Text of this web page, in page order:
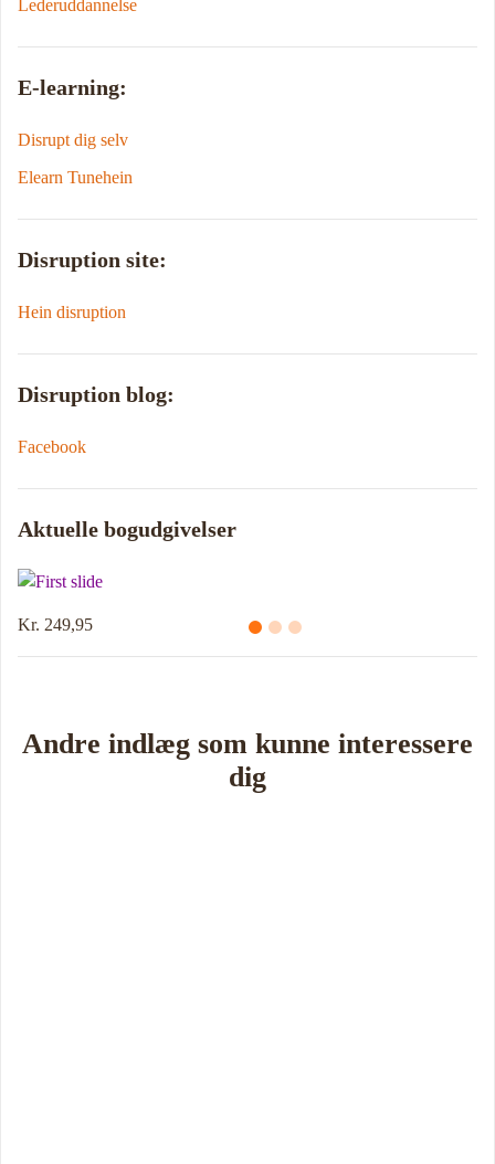
Lederuddannelse
E-learning:
Disrupt dig selv
Elearn Tunehein
Disruption site:
Hein disruption
Disruption blog:
Facebook
Aktuelle bogudgivelser
Kr. 249,95
Andre indlæg som kunne interessere
dig